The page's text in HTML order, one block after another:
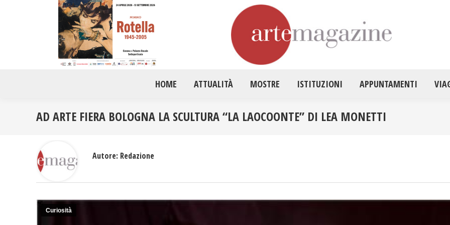
HOME ATTUALITÀ MOSTRE ISTITUZIONI APPUNTAMENTI
AD ARTE FIERA BOLOGNA LA SCULTURA “LA LAOCOONTE” DI LEA MONETTI
Curiosità
Autore: Redazione
HOME